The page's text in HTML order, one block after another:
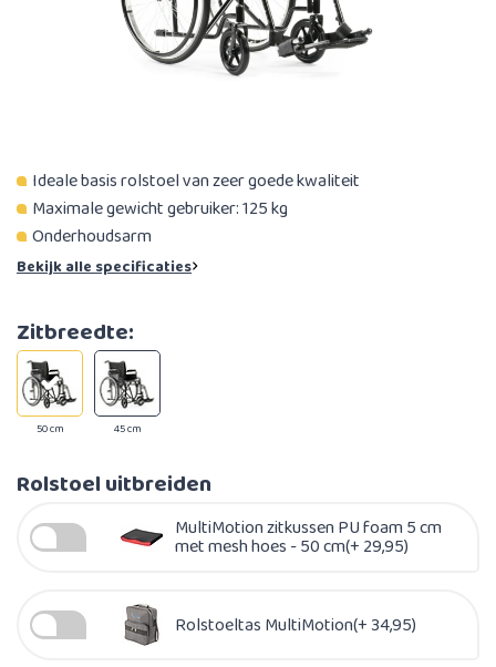
Ideale basis rolstoel van zeer goede kwaliteit
​Maximale gewicht gebruiker: 125 kg
​​Onderhoudsarm
Bekijk alle specificaties
45 cm
Zitbreedte:
50 cm
Rolstoel uitbreiden
MultiMotion zitkussen PU foam 5 cm
met mesh hoes - 50 cm(+ 29,95)
Rolstoeltas MultiMotion(+ 34,95)